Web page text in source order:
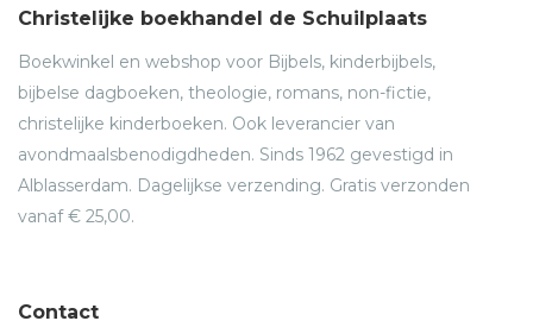
Christelijke boekhandel de Schuilplaats
Boekwinkel en webshop voor Bijbels, kinderbijbels,
bijbelse dagboeken, theologie, romans, non-fictie,
christelijke kinderboeken. Ook leverancier van
avondmaalsbenodigdheden. Sinds 1962 gevestigd in
Alblasserdam. Dagelijkse verzending. Gratis verzonden
vanaf € 25,00.
Contact